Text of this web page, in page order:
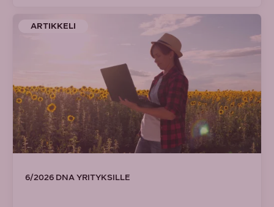
ARTIKKELI
6/2026 DNA YRITYKSILLE